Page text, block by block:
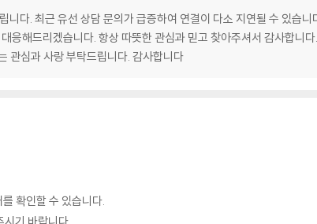
다. 최근 유선 상담 문의가 급증하여 연결이 다소 지연될 수 있습
응해드리겠습니다. 항상 따뜻한 관심과 믿고 찾아주셔서 감사합니
관심과 사랑 부탁드립니다. 감사합니다
확인할 수 있습니다.